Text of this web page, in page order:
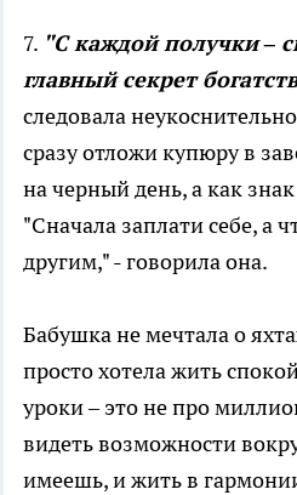
7. "С каждой получки –
главный секрет
следовала
сразу отложи купюру в
на черный день, а как
"Сначала заплати себе, а
другим," - говорила она.
Бабушка не мечтала о
просто хотела жить
уроки – это не про
видеть возможности
имеешь, и жить в